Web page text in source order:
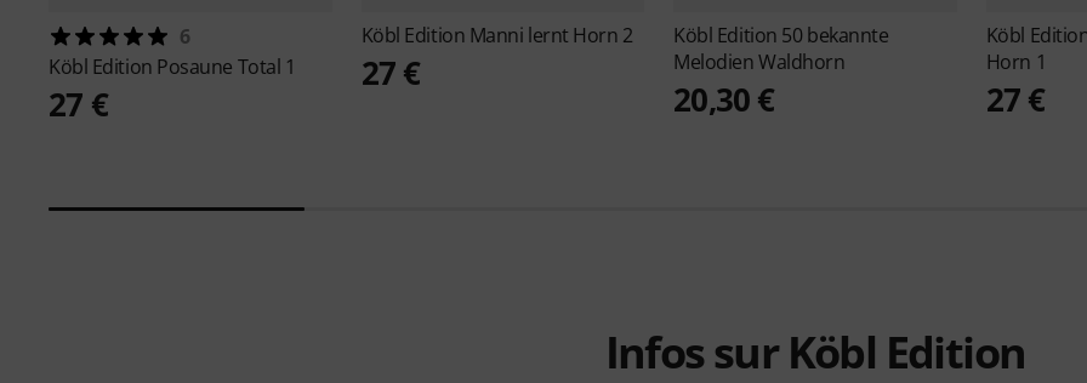
6
Köbl Edition Posaune Total 1
27 €
Köbl Edition Manni lernt Horn 2
27 €
Köbl Edition 50 bekannte
Melodien Waldhorn
20,30 €
Köbl
Horn 1
27 €
Infos sur Köbl Edition